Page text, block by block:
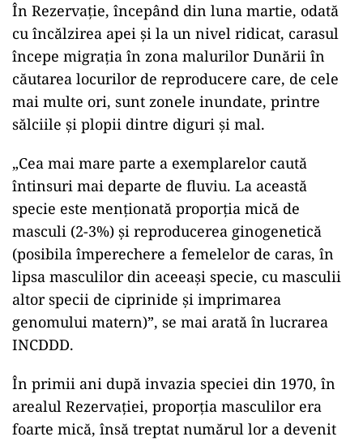
În Rezervaţie, începând din luna martie, odată
cu încălzirea apei şi la un nivel ridicat, carasul
începe migraţia în zona malurilor Dunării în
căutarea locurilor de reproducere care, de cele
mai multe ori, sunt zonele inundate, printre
sălciile şi plopii dintre diguri şi mal.
„Cea mai mare parte a exemplarelor caută
întinsuri mai departe de fluviu. La această
specie este menţionată proporţia mică de
masculi (2-3%) şi reproducerea ginogenetică
(posibila împerechere a femelelor de caras, în
lipsa masculilor din aceeaşi specie, cu masculii
altor specii de ciprinide şi imprimarea
genomului matern)”, se mai arată în lucrarea
INCDDD.
În primii ani după invazia speciei din 1970, în
arealul Rezervaţiei, proporţia masculilor era
foarte mică, însă treptat numărul lor a devenit